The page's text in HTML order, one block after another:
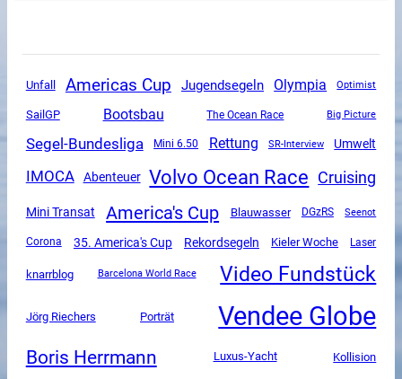
Unfall Americas Cup Jugendsegeln Olympia Optimist
SailGP Bootsbau The Ocean Race Big Picture
Segel-Bundesliga Mini 6.50 Rettung SR-Interview Umwelt
IMOCA Abenteuer Volvo Ocean Race Cruising
Mini Transat America's Cup Blauwasser DGzRS Seenot
Corona 35. America's Cup Rekordsegeln Kieler Woche Laser
knarrblog Barcelona World Race Video Fundstück
Jörg Riechers Porträt Vendee Globe
Boris Herrmann Luxus-Yacht Kollision